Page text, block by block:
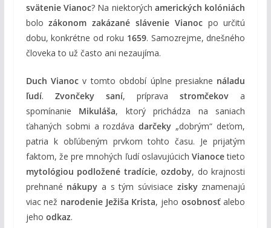
svätenie Vianoc? Na niektorých amerických kolóniách
bolozákonom zakázané slávenie Vianocpo určitú
dobu, konkrétne od roku 1659. Samozrejme, dnešného
človeka to už často ani nezaujíma.
Duch Vianoc v tomto období úplne presiakne náladu
ľudí. Zvončeky saní, prípravastromčekov a
spomínanie Mikuláša, ktorý prichádza na saniach
ťahaných sobmi a rozdávadarčeky „dobrým“ deťom,
patria k obľúbeným prvkom tohto času. Je prijatým
faktom, že pre mnohých ľudí oslavujúcichVianocetieto
mytológiou podložené tradície,ozdoby, do krajnosti
prehnané nákupy a s tým súvisiace ziskyznamenajú
viac než narodenie Ježiša Krista, jeho osobnosťalebo
jeho odkaz.